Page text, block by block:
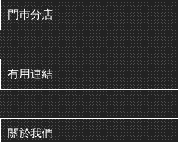
門巿分店
有用連結
關於我們